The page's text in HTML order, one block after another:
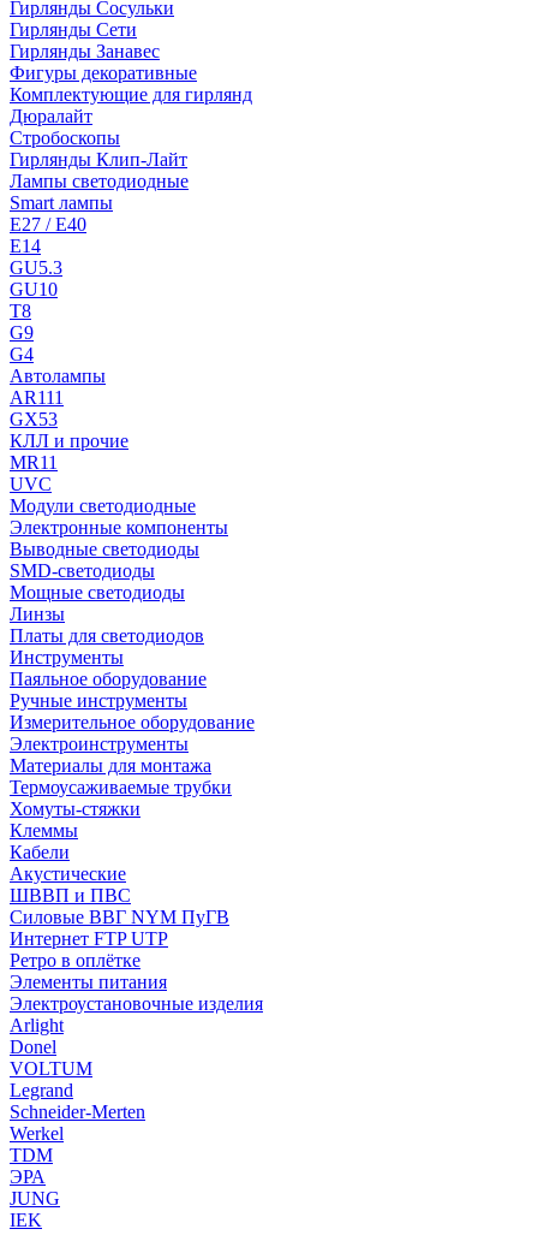
Гирлянды Сосульки
Гирлянды Сети
Гирлянды Занавес
Фигуры декоративные
Комплектующие для гирлянд
Дюралайт
Стробоскопы
Гирлянды Клип-Лайт
Лампы светодиодные
Smart лампы
E27 / E40
E14
GU5.3
GU10
T8
G9
G4
Автолампы
AR111
GX53
КЛЛ и прочие
MR11
UVC
Модули светодиодные
Электронные компоненты
Выводные светодиоды
SMD-светодиоды
Мощные светодиоды
Линзы
Платы для светодиодов
Инструменты
Паяльное оборудование
Ручные инструменты
Измерительное оборудование
Электроинструменты
Материалы для монтажа
Термоусаживаемые трубки
Хомуты-стяжки
Клеммы
Кабели
Акустические
ШВВП и ПВС
Силовые ВВГ NYM ПуГВ
Интернет FTP UTP
Ретро в оплётке
Элементы питания
Электроустановочные изделия
Arlight
Donel
VOLTUM
Legrand
Schneider-Merten
Werkel
TDM
ЭРА
JUNG
IEK